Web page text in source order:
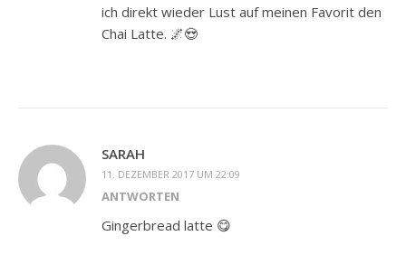
ich direkt wieder Lust auf meinen Favorit den
Chai Latte. 🌌😍
SARAH
11. DEZEMBER 2017 UM 22:09
ANTWORTEN
Gingerbread latte 😋